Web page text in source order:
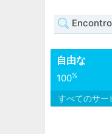
自由な
100%
すべてのサ